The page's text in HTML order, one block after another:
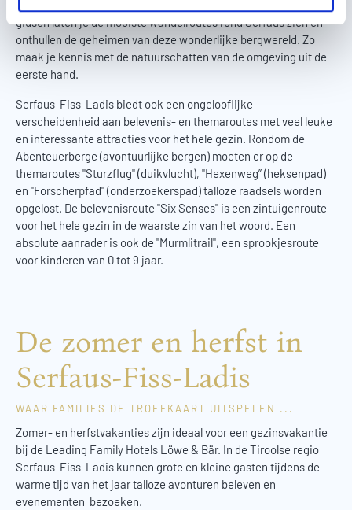
gidsen laten je de mooiste wandelroutes rond Serfaus zien en
onthullen de geheimen van deze wonderlijke bergwereld. Zo
maak je kennis met de natuurschatten van de omgeving uit de
eerste hand.
Serfaus-Fiss-Ladis biedt ook een ongelooflijke
verscheidenheid aan belevenis- en themaroutes met veel leuke
en interessante attracties voor het hele gezin. Rondom de
Abenteuerberge (avontuurlijke bergen) moeten er op de
themaroutes "Sturzflug" (duikvlucht), "Hexenweg” (heksenpad)
en "Forscherpfad" (onderzoekerspad) talloze raadsels worden
opgelost. De belevenisroute "Six Senses" is een zintuigenroute
voor het hele gezin in de waarste zin van het woord. Een
absolute aanrader is ook de "Murmlitrail", een sprookjesroute
voor kinderen van 0 tot 9 jaar.
De zomer en herfst in
Serfaus-Fiss-Ladis
WAAR FAMILIES DE TROEFKAART UITSPELEN ...
Zomer- en herfstvakanties zijn ideaal voor een gezinsvakantie
bij de Leading Family Hotels Löwe & Bär. In de Tiroolse regio
Serfaus-Fiss-Ladis kunnen grote en kleine gasten tijdens de
warme tijd van het jaar talloze avonturen beleven en
evenementen bezoeken.